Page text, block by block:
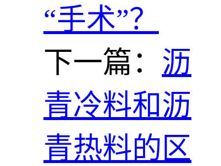
“手术”？
下一篇： 沥
青冷料和沥
青热料的区